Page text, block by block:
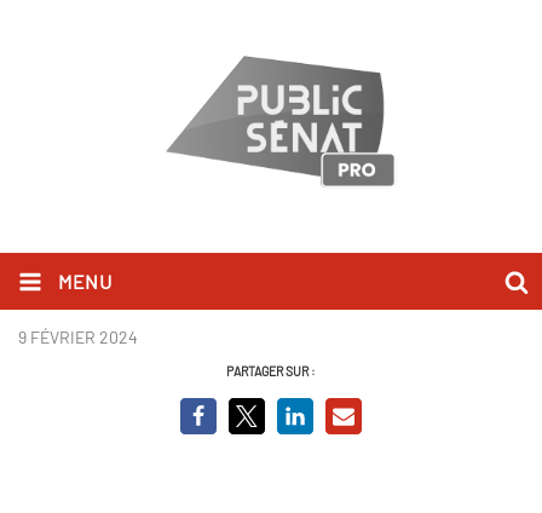
MENU
Robert Badinter_UMUR
9 FÉVRIER 2024
PARTAGER SUR :